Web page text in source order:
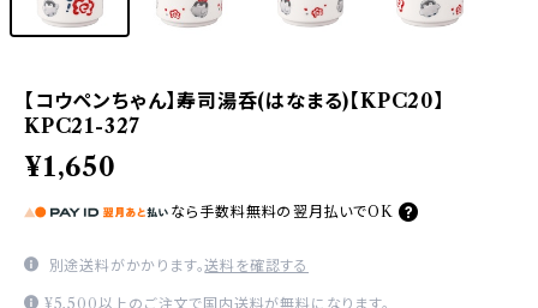
【コウペンちゃん】寿司湯呑(はなまる)【KPC20】
KPC21-327
¥1,650
なら 手数料無料の 翌月払いでOK
別途送料がかかります。送料を確認する
¥5,500以上のご注文で国内送料が無料になります。